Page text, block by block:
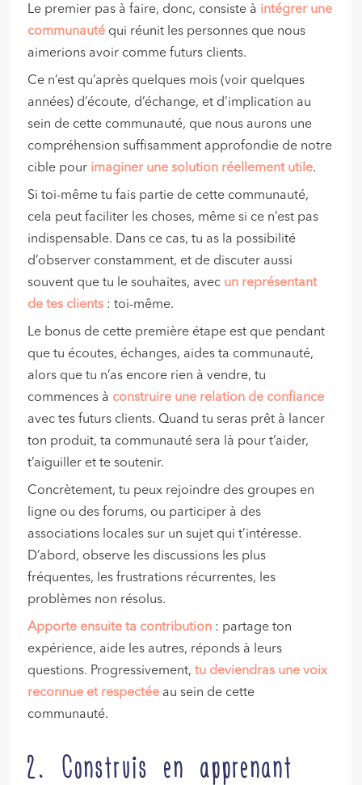
Le premier pas à faire, donc, consiste à intégrer une
communauté qui réunit les personnes que nous
aimerions avoir comme futurs clients.
Ce n’est qu’après quelques mois (voir quelques
années) d’écoute, d’échange, et d’implication au
sein de cette communauté, que nous aurons une
compréhension suffisamment approfondie de notre
cible pour imaginer une solution réellement utile.
Si toi-même tu fais partie de cette communauté,
cela peut faciliter les choses, même si ce n’est pas
indispensable. Dans ce cas, tu as la possibilité
d’observer constamment, et de discuter aussi
souvent que tu le souhaites, avec un représentant
de tes clients : toi-même.
Le bonus de cette première étape est que pendant
que tu écoutes, échanges, aides ta communauté,
alors que tu n’as encore rien à vendre, tu
commences à construire une relation de confiance
avec tes futurs clients. Quand tu seras prêt à lancer
ton produit, ta communauté sera là pour t’aider,
t’aiguiller et te soutenir.
Concrètement, tu peux rejoindre des groupes en
ligne ou des forums, ou participer à des
associations locales sur un sujet qui t’intéresse.
D’abord, observe les discussions les plus
fréquentes, les frustrations récurrentes, les
problèmes non résolus.
Apporte ensuite ta contribution : partage ton
expérience, aide les autres, réponds à leurs
questions. Progressivement,tu deviendras une voix
reconnue et respectée au sein de cette
communauté.
2. Construis en apprenant